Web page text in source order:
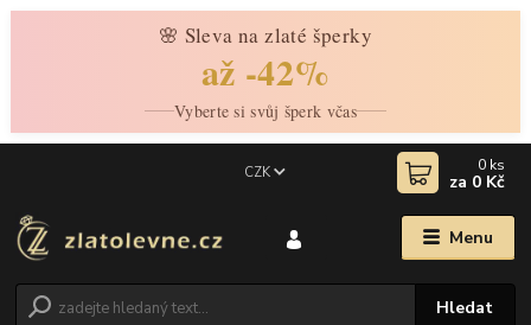
🌸 Sleva na zlaté šperky
až -42%
Vyberte si svůj šperk včas
Menu
CZK
Hledat
0 ks
za 0 Kč